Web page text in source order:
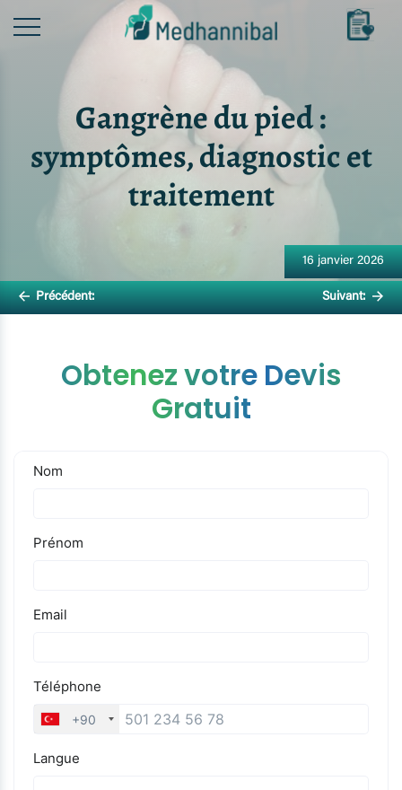
Gangrène du pied :
symptômes, diagnostic et
traitement
16 janvier 2026
l’article
Précédent: Suivant:
Obtenez votre Devis
Gratuit